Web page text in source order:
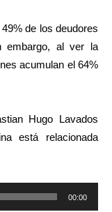
de los deudores
embargo, al ver la
acumulan el 64%
Hugo Lavados
está relacionada
00:00